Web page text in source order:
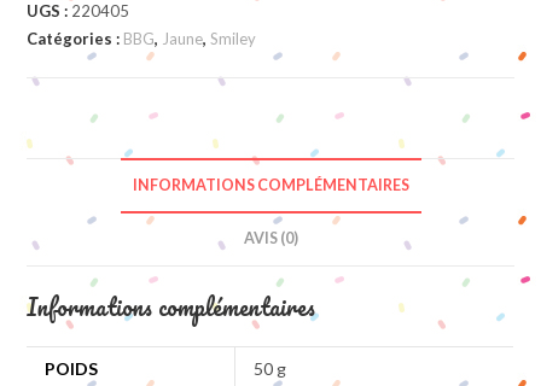
UGS : 220405
Catégories : BBG, Jaune,Smiley
INFORMATIONS COMPLÉMENTAIRES
AVIS (0)
Informations complémentaires
POIDS 50 g